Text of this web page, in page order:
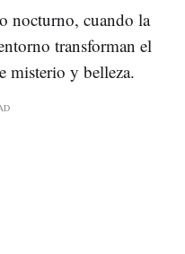
nocturno, cuando la
transforman el
misterio y belleza.